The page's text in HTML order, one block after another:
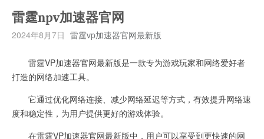
雷霆npv加速器官网
2024年8月7日 雷霆vp加速器官网最新版
雷霆VP加速器官网最新版是一款专为游戏玩家和网络爱好者
打造的网络加速工具。
它通过优化网络连接、减少网络延迟等方式，有效提升网络速
度和稳定性，为用户提供更好的游戏体验。
在雷霆VP加速器官网最新版中，用户可以享受到更快速的网